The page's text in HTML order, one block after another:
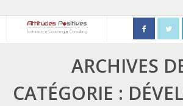
- Mon parcours professionnel
ARCHIVES
CATÉGORIE :